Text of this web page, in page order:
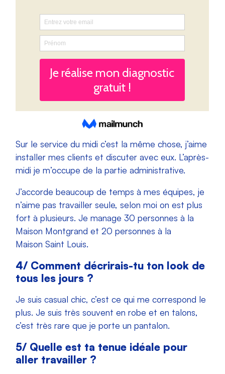
Sur le service du midi c’est la même chose, j’aime
installer mes clients et discuter avec eux. L’après-
midi je m’occupe de la partie administrative.
J’accorde beaucoup de temps à mes équipes, je
n’aime pas travailler seule, selon moi on est plus
fort à plusieurs. Je manage 30 personnes à la
Maison Montgrand et 20 personnes à la
Maison Saint Louis.
4/ Comment décrirais-tu ton look de
tous les jours ?
Je suis casual chic, c’est ce qui me correspond le
plus. Je suis très souvent en robe et en talons,
c’est très rare que je porte un pantalon.
5/ Quelle est ta tenue idéale pour
aller travailler ?